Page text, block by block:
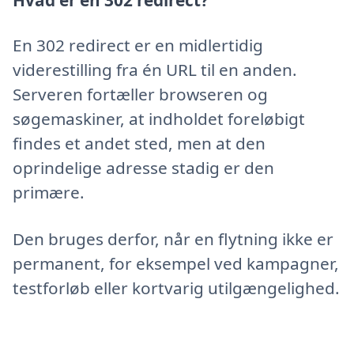
En 302 redirect er en midlertidig
viderestilling fra én URL til en anden.
Serveren fortæller browseren og
søgemaskiner, at indholdet foreløbigt
findes et andet sted, men at den
oprindelige adresse stadig er den
primære.
Den bruges derfor, når en flytning ikke er
permanent, for eksempel ved kampagner,
testforløb eller kortvarig utilgængelighed.